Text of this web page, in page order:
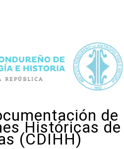
de
Históricas de
(CDIHH)